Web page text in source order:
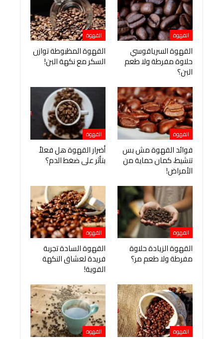
القهوة
القهوة السرياقوسي
حلاوة مفرطة ولا طعم
البن؟
القهوة
القهوة المظبوطة توازن
السكر مع نكهة البن!
القهوة
فوائد القهوة مش بس
تنشيط، كمان حماية من
الأمراض!
القهوة
أضرار القهوة هل فعلاً
بتأثر على ضغط الدم؟
القهوة
القهوة الزيادة حلاوة
مفرطة ولا طعم مر؟
القهوة
القهوة السادة تجربة
فريدة لعشاق النكهة
القوية!
القهوة القهوة